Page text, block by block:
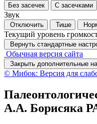
Без засечек С засечками
Звук
Отключить Тише
Текущий уровень
Вернуть стандартные
Обычная версия сайта
Закрыть дополнительные
© Мибок: Версия для
А.А. Борисяка